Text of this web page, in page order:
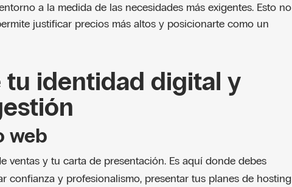
a la medida de las necesidades más exigentes. Esto no
justificar precios más altos y posicionarte como un
tu identidad digital y
web
ventas y tu carta de presentación. Es aquí donde debes
confianza y profesionalismo, presentar tus planes de hosting